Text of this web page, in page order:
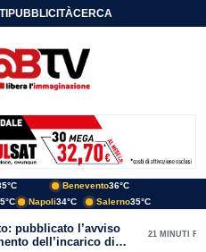
PUBBLICITÀCERCA
Benevento36°C
Napoli34°C Salerno35°C
pubblicato l’avviso
dell’incarico di
21 MINUTI FA